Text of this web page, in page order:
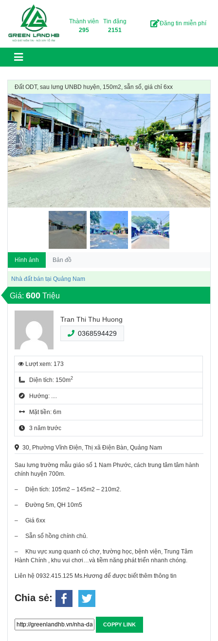
Skip to content
Thành viên
295
Tin đăng
2151
Đăng tin miễn phí
Đất ODT, sau lưng UNBD huyện, 150m2, sẵn sổ, giá chỉ 6xx
Hình ảnh Bản đồ
Nhà đất bán tại Quảng Nam
Giá:600 Triệu
Tran Thi Thu Huong
0368594429
Lượt xem: 173
Diện tích: 150m2
Hướng: ....
Mặt tiền: 6m
3 năm trước
30, Phường Vĩnh Điện, Thị xã Điện Bàn, Quảng Nam
Sau lưng trường mẫu giáo số 1 Nam Phước, cách trung tâm tâm hành
chính huyện 700m.
– Diện tích: 105m2 – 145m2 – 210m2.
– Đường 5m, QH 10m5
– Giá 6xx
– Sẵn sổ hồng chính chủ.
–
Khu vực xung quanh có chợ, trường học, bệnh viện, Trung Tâm
Hành Chính , khu vui chơi…và tiềm năng phát triển nhanh chóng.
Liên hệ 0932.415.125 Ms.Hương để được biết thêm thông tin
Chia sẻ:
COPPY LINK